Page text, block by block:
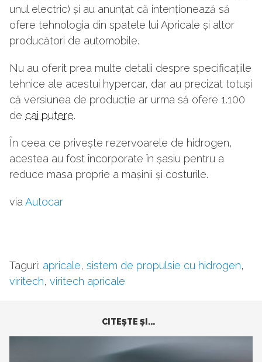
unul electric) și au anunțat că intenționează să
ofere tehnologia din spatele lui Apricale și altor
producători de automobile.
Nu au oferit prea multe detalii despre specificațiile
tehnice ale acestui hypercar, dar au precizat totuși
că versiunea de producție ar urma să ofere 1.100
de cai putere.
În ceea ce privește rezervoarele de hidrogen,
acestea au fost încorporate în șasiu pentru a
reduce masa proprie a mașinii și costurile.
via Autocar
Taguri: apricale, sistem de propulsie cu hidrogen,
viritech, viritech apricale
CITEŞTE ŞI...